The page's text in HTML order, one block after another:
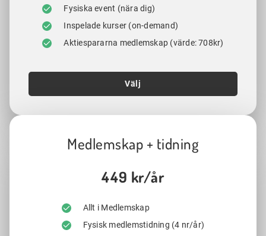
Fysiska event (nära dig)
Inspelade kurser (on-demand)
Aktiespararna medlemskap (värde: 708kr)
Välj
Medlemskap + tidning
449 kr/år
Allt i Medlemskap
Fysisk medlemstidning (4 nr/år)